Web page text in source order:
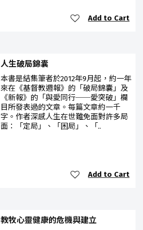
Add to Cart
人生破局錦囊
本書是結集筆者於2012年9月起，約一年
來在《基督教週報》的「破局錦囊」及
《新報》的「與愛同行──愛突破」欄
目所發表過的文章。每篇文章約一千
字。作者深感人生在世難免面對許多局
面：「定局」、「困局」、「..
Add to Cart
教牧心靈健康的危機與建立